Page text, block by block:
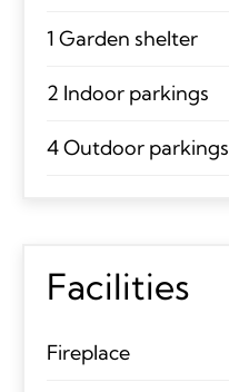
1 Garden shelter
2 Indoor parkings
4 Outdoor parkings
Facilities
Fireplace